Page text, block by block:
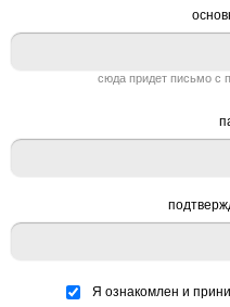
автоматически входить в
сюда придет письмо с
Я ознакомлен и